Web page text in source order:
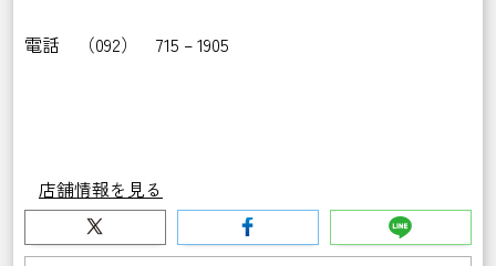
電話 （092） 715 – 1905
店舗情報を見る